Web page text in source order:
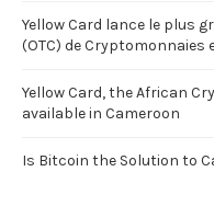
Yellow Card lance le plus
(OTC) de Cryptomonnaies
Yellow Card, the African
available in Cameroon
Is Bitcoin the Solution to